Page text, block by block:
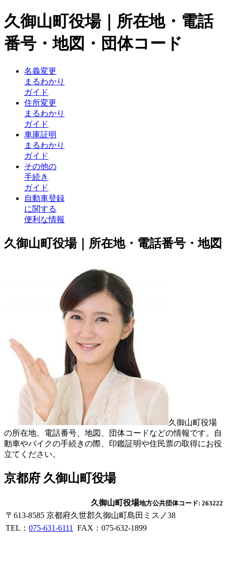
久御山町役場｜所在地・電話
番号・地図・団体コード
名義変更
まるわかり
ガイド
住所変更
まるわかり
ガイド
車庫証明
まるわかり
ガイド
その他の
手続き
ガイド
自動車登録
に関する
便利な情報
久御山町役場｜所在地・電話番号・地図
久御山町役場
の所在地、電話番号、地図、団体コードなどの情報です。自
動車やバイクの手続きの際、印鑑証明や住民票の取得にお役
立てください。
京都府 久御山町役場
久御山町役場地方公共団体コード: 263222
〒613-8585 京都府久世郡久御山町島田ミスノ38
TEL： 075-631-6111 FAX：075-632-1899